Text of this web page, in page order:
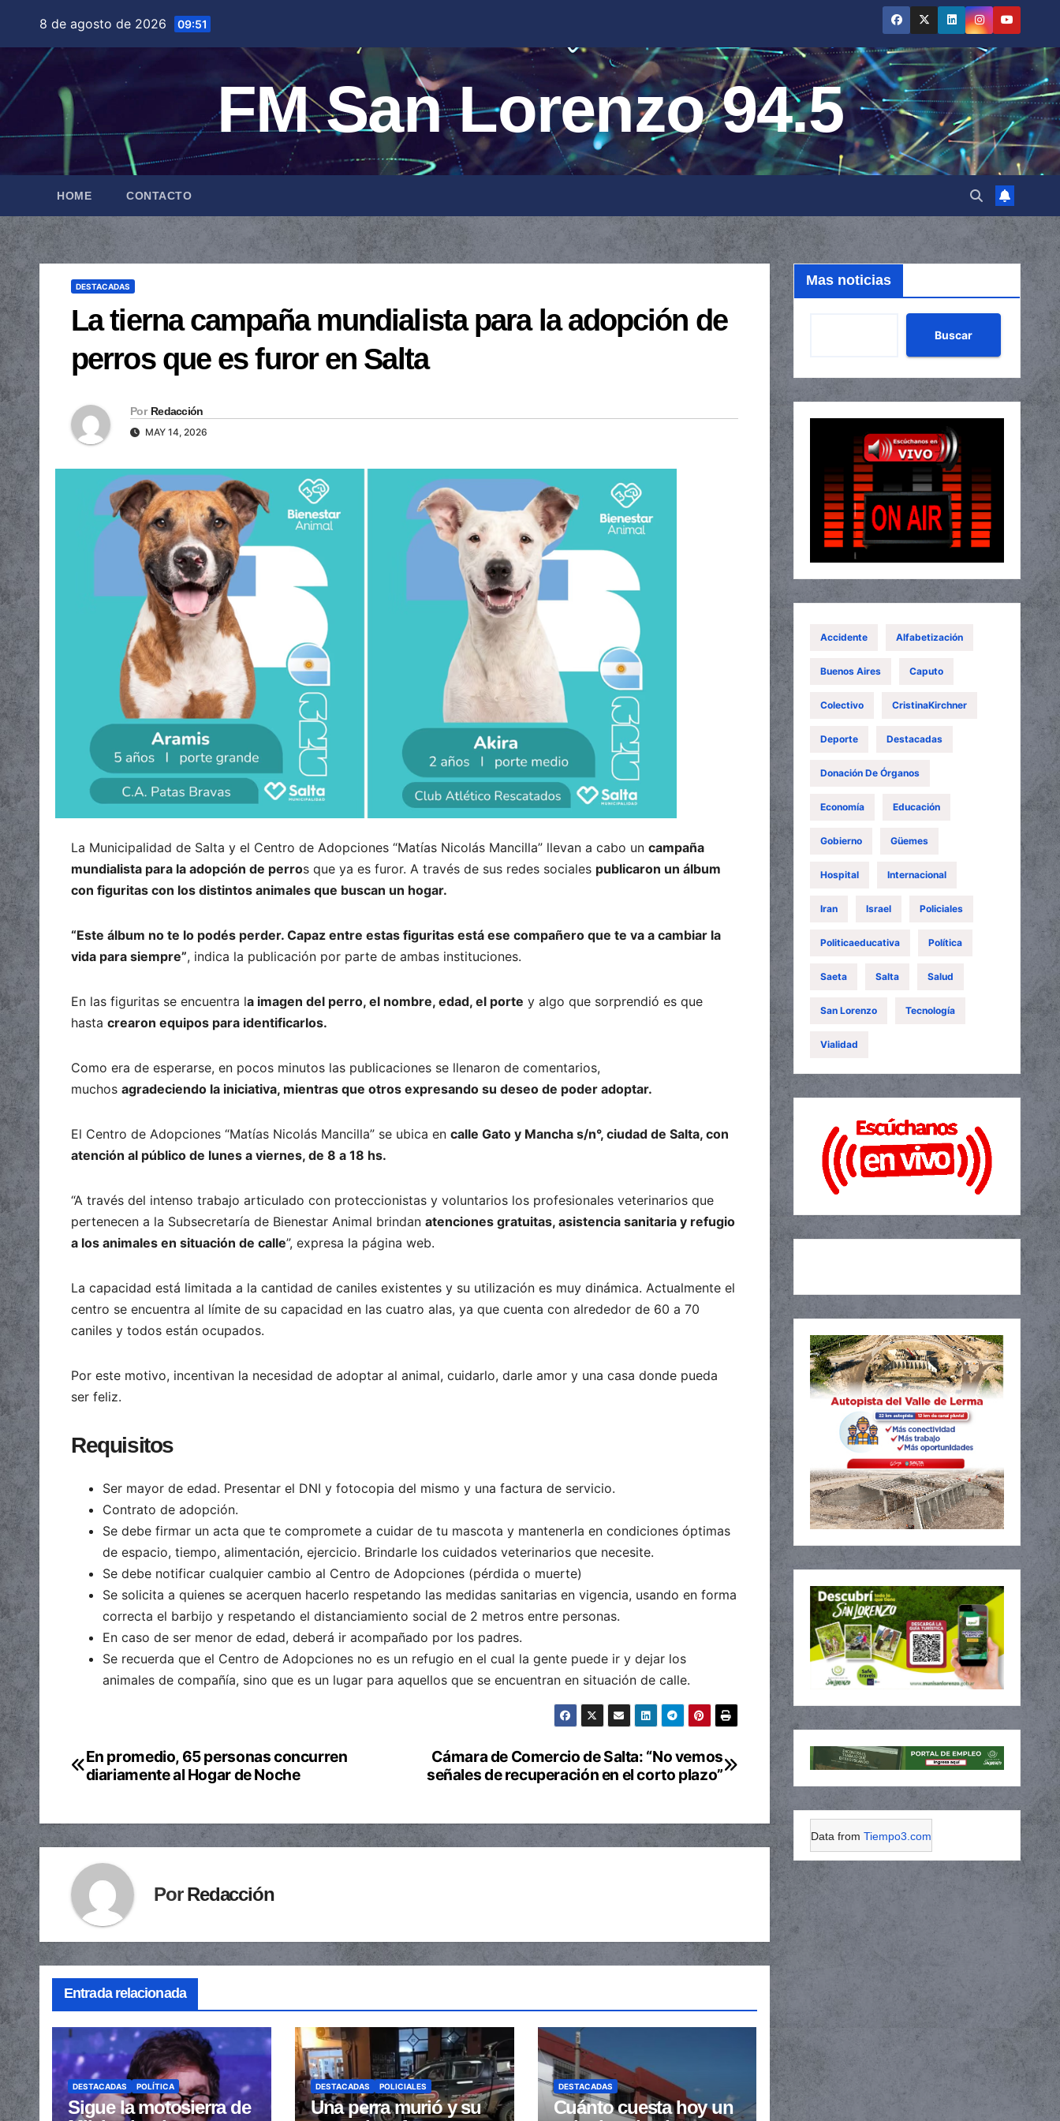
contenido
8 de agosto de 2026 09:51
FM San Lorenzo 94.5
HOME CONTACTO
DESTACADAS
La tierna campaña mundialista para la adopción de
perros que es furor en Salta
Por Redacción
MAY 14, 2026
La Municipalidad de Salta y el Centro de Adopciones “Matías Nicolás Mancilla” llevan a cabo un campaña
mundialista para la adopción de perros que ya es furor. A través de sus redes sociales publicaron un álbum
con figuritas con los distintos animales que buscan un hogar.
“Este álbum no te lo podés perder. Capaz entre estas figuritas está ese compañero que te va a cambiar la
vida para siempre”, indica la publicación por parte de ambas instituciones.
En las figuritas se encuentra la imagen del perro, el nombre, edad, el porte y algo que sorprendió es que
hasta crearon equipos para identificarlos.
Como era de esperarse, en pocos minutos las publicaciones se llenaron de comentarios,
muchos agradeciendo la iniciativa, mientras que otros expresando su deseo de poder adoptar.
El Centro de Adopciones “Matías Nicolás Mancilla” se ubica en calle Gato y Mancha s/n°, ciudad de Salta, con
atención al público de lunes a viernes, de 8 a 18 hs.
“A través del intenso trabajo articulado con proteccionistas y voluntarios los profesionales veterinarios que
pertenecen a la Subsecretaría de Bienestar Animal brindan atenciones gratuitas, asistencia sanitaria y refugio
a los animales en situación de calle”, expresa la página web.
La capacidad está limitada a la cantidad de caniles existentes y su utilización es muy dinámica. Actualmente el
centro se encuentra al límite de su capacidad en las cuatro alas, ya que cuenta con alrededor de 60 a 70
caniles y todos están ocupados.
Por este motivo, incentivan la necesidad de adoptar al animal, cuidarlo, darle amor y una casa donde pueda
ser feliz.
Requisitos
Ser mayor de edad. Presentar el DNI y fotocopia del mismo y una factura de servicio.
Contrato de adopción.
Se debe firmar un acta que te compromete a cuidar de tu mascota y mantenerla en condiciones óptimas
de espacio, tiempo, alimentación, ejercicio. Brindarle los cuidados veterinarios que necesite.
Se debe notificar cualquier cambio al Centro de Adopciones (pérdida o muerte)
Se solicita a quienes se acerquen hacerlo respetando las medidas sanitarias en vigencia, usando en forma
correcta el barbijo y respetando el distanciamiento social de 2 metros entre personas.
En caso de ser menor de edad, deberá ir acompañado por los padres.
Se recuerda que el Centro de Adopciones no es un refugio en el cual la gente puede ir y dejar los
animales de compañía, sino que es un lugar para aquellos que se encuentran en situación de calle.
Navegación
entradas
Cámara de Comercio de Salta: “No vemos
señales de recuperación en el corto plazo”
En promedio, 65 personas concurren
diariamente al Hogar de Noche
PorRedacción
Entrada relacionada
DESTACADAS POLÍTICA
Sigue la motosierra de
DESTACADAS POLICIALES
Una perra murió y su
DESTACADAS
Cuánto cuesta hoy un
Mas noticias
Buscar
Accidente Alfabetización
Buenos Aires Caputo
Colectivo CristinaKirchner
Deporte Destacadas
Donación De Órganos
Economía Educación
Gobierno Güemes
Hospital Internacional
Iran Israel Policiales
Politicaeducativa Política
Saeta Salta Salud
San Lorenzo Tecnología
Vialidad
Data from Tiempo3.com